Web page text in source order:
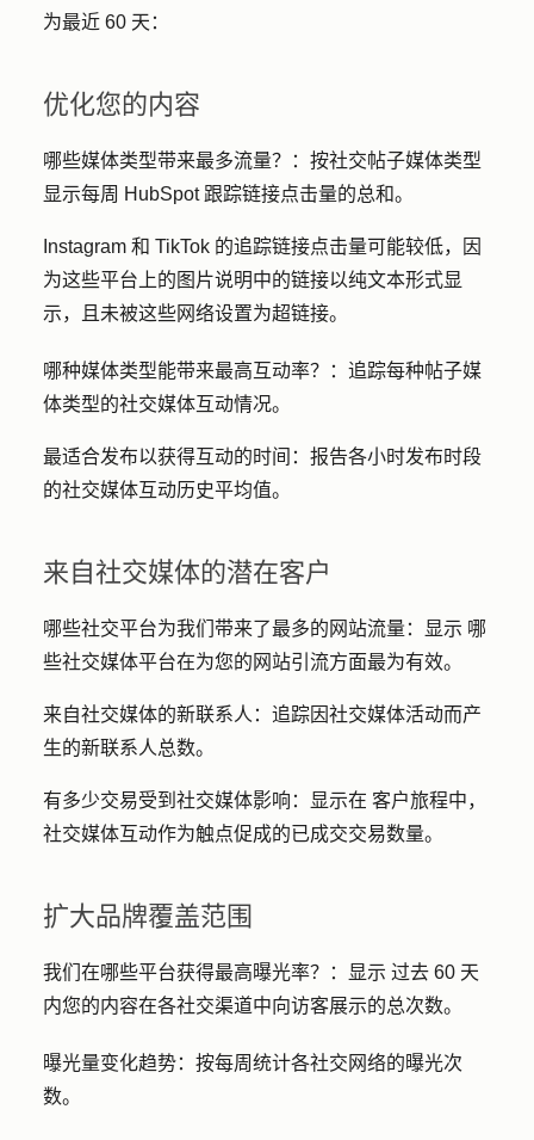
为最近 60 天：
优化您的内容
哪些媒体类型带来最多流量？： 按社交帖子媒体类型
显示每周 HubSpot 跟踪链接点击量的总和。
Instagram 和 TikTok 的追踪链接点击量可能较低，因
为这些平台上的图片说明中的链接以纯文本形式显
示，且未被这些网络设置为超链接。
哪种媒体类型能带来最高互动率？： 追踪每种帖子媒
体类型的社交媒体互动情况。
最适合发布以获得互动的时间： 报告各小时发布时段
的社交媒体互动历史平均值。
来自社交媒体的潜在客户
哪些社交平台为我们带来了最多的网站流量：显示 哪
些社交媒体平台在为您的网站引流方面最为有效。
来自社交媒体的新联系人： 追踪因社交媒体活动而产
生的新联系人总数。
有多少交易受到社交媒体影响：显示在 客户旅程中，
社交媒体互动作为触点促成的已成交交易数量。
扩大品牌覆盖范围
我们在哪些平台获得最高曝光率？：显示 过去 60 天
内您的内容在各社交渠道中向访客展示的总次数。
曝光量变化趋势： 按每周统计各社交网络的曝光次
数。